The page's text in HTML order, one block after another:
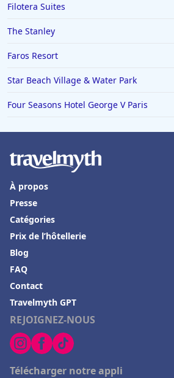
Filotera Suites
The Stanley
Faros Resort
Star Beach Village & Water Park
Four Seasons Hotel George V Paris
REJOIGNEZ-NOUS
Télécharger notre appli
À propos
Presse
Catégories
Prix de l’hôtellerie
Blog
FAQ
Contact
Travelmyth GPT